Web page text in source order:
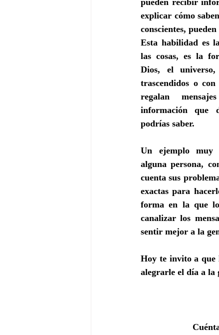
pueden recibir
explicar cómo
conscientes,
Esta habilidad es
las cosas, es la
Dios, el
trascendidos o
regalan
información que
podrías saber.
Un ejemplo muy
alguna persona,
cuenta sus
exactas para
forma en la que
canalizar los
sentir mejor a la
Hoy te invito a que
alegrarle el día a la